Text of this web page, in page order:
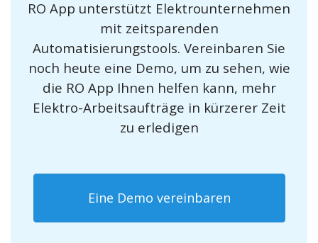
RO App unterstützt Elektrounternehmen
mit zeitsparenden
Automatisierungstools. Vereinbaren Sie
noch heute eine Demo, um zu sehen, wie
die RO App Ihnen helfen kann, mehr
Elektro-Arbeitsaufträge in kürzerer Zeit
zu erledigen
Eine Demo vereinbaren